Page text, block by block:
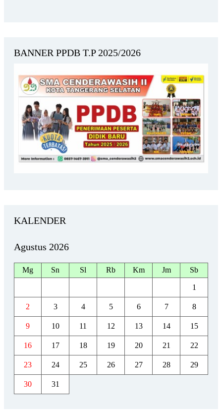
BANNER PPDB T.P 2025/2026
KALENDER
Agustus 2026
Mg Sn Sl Rb Km Jm Sb
1
2 3 4 5 6 7 8
9 10 11 12 13 14 15
16 17 18 19 20 21 22
23 24 25 26 27 28 29
30 31